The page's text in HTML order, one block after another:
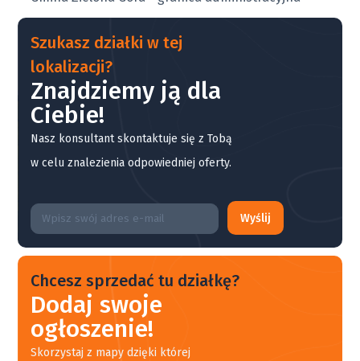
Szukasz działki w tej
lokalizacji?
Znajdziemy ją dla
Ciebie!
Nasz konsultant skontaktuje się z Tobą
w celu znalezienia odpowiedniej oferty.
Wyślij
Chcesz sprzedać tu działkę?
Dodaj swoje
ogłoszenie!
Skorzystaj z mapy dzięki której